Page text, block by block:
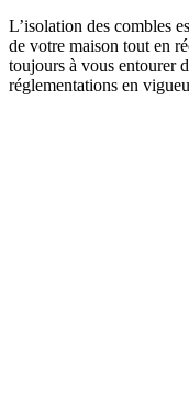
L’isolation des combles
de votre maison tout en
toujours à vous entourer
réglementations en